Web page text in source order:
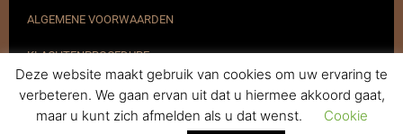
ALGEMENE VOORWAARDEN
KLACHTENPROCEDURE
VERZENDEN & RETOURNEREN
Deze website maakt gebruik van cookies om uw ervaring te
verbeteren. We gaan ervan uit dat u hiermee akkoord gaat,
maar u kunt zich afmelden als u dat wenst.
Cookie